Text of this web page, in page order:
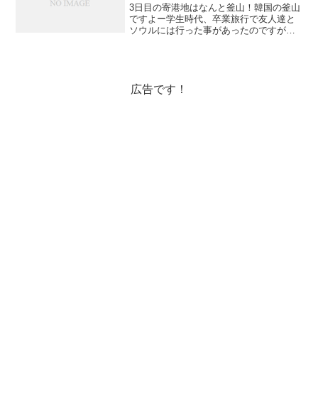
3日目の寄港地はなんと釜山！韓国の釜山
ですよー学生時代、卒業旅行で友人達と
ソウルには行った事があったのですが、
広告です！